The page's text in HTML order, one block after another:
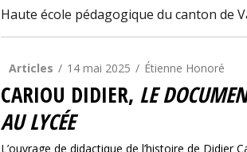
Haute école pédagogique du canton de
Articles 14 mai 2025 Étienne Honoré
CARIOU DIDIER, LE
AU LYCÉE
L’ouvrage de didactique de l’histoire de Didier